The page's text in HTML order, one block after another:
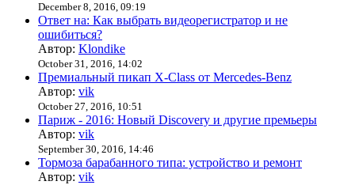
December 8, 2016, 09:19
Ответ на: Как выбрать видеорегистратор и не
ошибиться?
Автор: Klondike
October 31, 2016, 14:02
Премиальный пикап X-Class от Mercedes-Benz
Автор: vik
October 27, 2016, 10:51
Париж - 2016: Новый Discovery и другие премьеры
Автор: vik
September 30, 2016, 14:46
Тормоза барабанного типа: устройство и ремонт
Автор: vik